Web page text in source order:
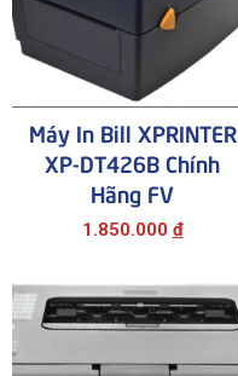
Máy In Bill XPRINTER
XP-DT426B Chính
Hãng FV
1.850.000 đ